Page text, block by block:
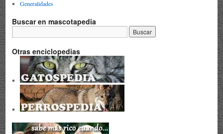
Generalidades
Buscar en mascotapedia
Otras enciclopedias